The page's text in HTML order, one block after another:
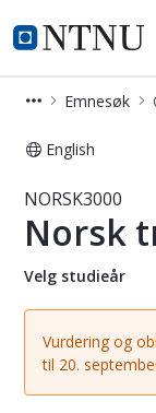
NTNU Hjemmeside
Studier
Emnesøk
English
Emne -
NORSK3000
Norsk
Velg studieår
Vurdering og
til 20.